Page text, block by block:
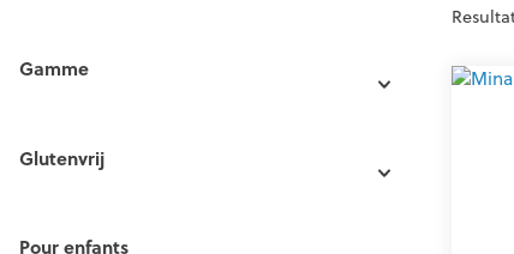
Gamme
Glutenvrij
Pour enfants